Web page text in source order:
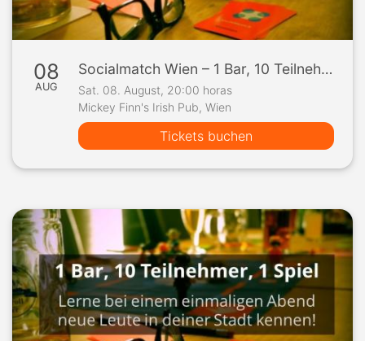
08
AUG
Socialmatch Wien – 1 Bar, 10 Teilnehmer, 1 Spiel
Sat. 08. August, 20:00 horas
Mickey Finn's Irish Pub, Wien
Tickets buchen